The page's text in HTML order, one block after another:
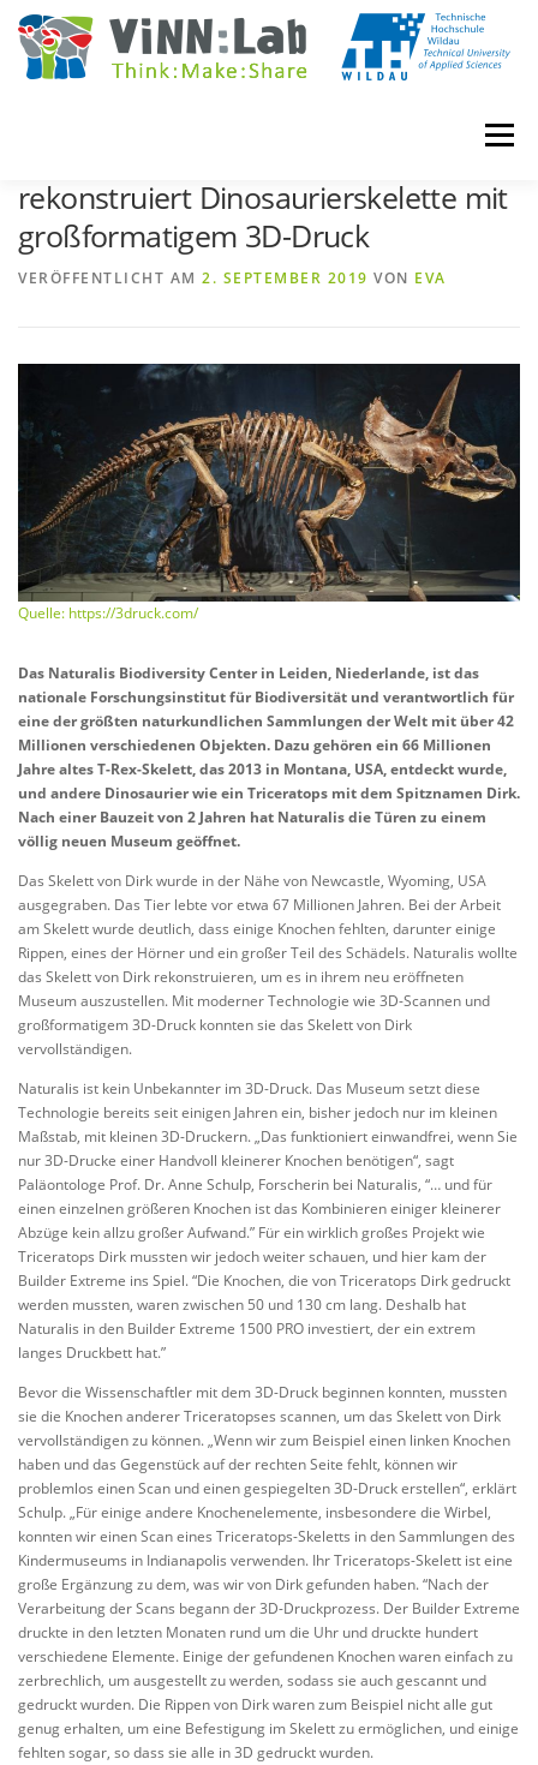
Zum
Inhalt
springen
Menü
VINN:LOG MADE IN VINN:LAB
rekonstruiert Dinosaurierskelette mit
großformatigem 3D-Druck
VERÖFFENTLICHT AM 2. SEPTEMBER 2019 VON EVA
Quelle: https://3druck.com/
Das Naturalis Biodiversity Center in Leiden, Niederlande, ist das
nationale Forschungsinstitut für Biodiversität und verantwortlich für
eine der größten naturkundlichen Sammlungen der Welt mit über 42
Millionen verschiedenen Objekten. Dazu gehören ein 66 Millionen
Jahre altes T-Rex-Skelett, das 2013 in Montana, USA, entdeckt wurde,
und andere Dinosaurier wie ein Triceratops mit dem Spitznamen Dirk.
Nach einer Bauzeit von 2 Jahren hat Naturalis die Türen zu einem
völlig neuen Museum geöffnet.
Das Skelett von Dirk wurde in der Nähe von Newcastle, Wyoming, USA
ausgegraben. Das Tier lebte vor etwa 67 Millionen Jahren. Bei der Arbeit
am Skelett wurde deutlich, dass einige Knochen fehlten, darunter einige
Rippen, eines der Hörner und ein großer Teil des Schädels. Naturalis wollte
das Skelett von Dirk rekonstruieren, um es in ihrem neu eröffneten
Museum auszustellen. Mit moderner Technologie wie 3D-Scannen und
großformatigem 3D-Druck konnten sie das Skelett von Dirk
vervollständigen.
Naturalis ist kein Unbekannter im 3D-Druck. Das Museum setzt diese
Technologie bereits seit einigen Jahren ein, bisher jedoch nur im kleinen
Maßstab, mit kleinen 3D-Druckern. „Das funktioniert einwandfrei, wenn Sie
nur 3D-Drucke einer Handvoll kleinerer Knochen benötigen“, sagt
Paläontologe Prof. Dr. Anne Schulp, Forscherin bei Naturalis, “… und für
einen einzelnen größeren Knochen ist das Kombinieren einiger kleinerer
Abzüge kein allzu großer Aufwand.” Für ein wirklich großes Projekt wie
Triceratops Dirk mussten wir jedoch weiter schauen, und hier kam der
Builder Extreme ins Spiel. “Die Knochen, die von Triceratops Dirk gedruckt
werden mussten, waren zwischen 50 und 130 cm lang. Deshalb hat
Naturalis in den Builder Extreme 1500 PRO investiert, der ein extrem
langes Druckbett hat.”
Bevor die Wissenschaftler mit dem 3D-Druck beginnen konnten, mussten
sie die Knochen anderer Triceratopses scannen, um das Skelett von Dirk
vervollständigen zu können. „Wenn wir zum Beispiel einen linken Knochen
haben und das Gegenstück auf der rechten Seite fehlt, können wir
problemlos einen Scan und einen gespiegelten 3D-Druck erstellen“, erklärt
Schulp. „Für einige andere Knochenelemente, insbesondere die Wirbel,
konnten wir einen Scan eines Triceratops-Skeletts in den Sammlungen des
Kindermuseums in Indianapolis verwenden. Ihr Triceratops-Skelett ist eine
große Ergänzung zu dem, was wir von Dirk gefunden haben. “Nach der
Verarbeitung der Scans begann der 3D-Druckprozess. Der Builder Extreme
druckte in den letzten Monaten rund um die Uhr und druckte hundert
verschiedene Elemente. Einige der gefundenen Knochen waren einfach zu
zerbrechlich, um ausgestellt zu werden, sodass sie auch gescannt und
gedruckt wurden. Die Rippen von Dirk waren zum Beispiel nicht alle gut
genug erhalten, um eine Befestigung im Skelett zu ermöglichen, und einige
fehlten sogar, so dass sie alle in 3D gedruckt wurden.